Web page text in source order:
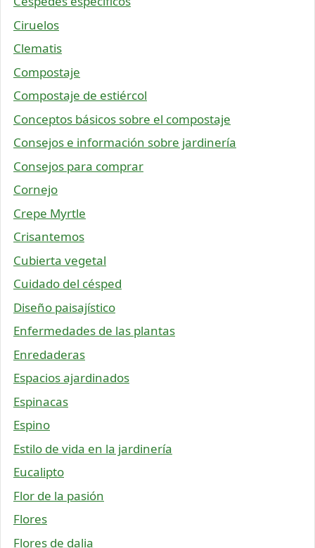
Ciruelos
Clematis
Compostaje
Compostaje de estiércol
Conceptos básicos sobre el compostaje
Consejos e información sobre jardinería
Consejos para comprar
Cornejo
Crepe Myrtle
Crisantemos
Cubierta vegetal
Cuidado del césped
Diseño paisajístico
Enfermedades de las plantas
Enredaderas
Espacios ajardinados
Espinacas
Espino
Estilo de vida en la jardinería
Eucalipto
Flor de la pasión
Flores
Flores de dalia